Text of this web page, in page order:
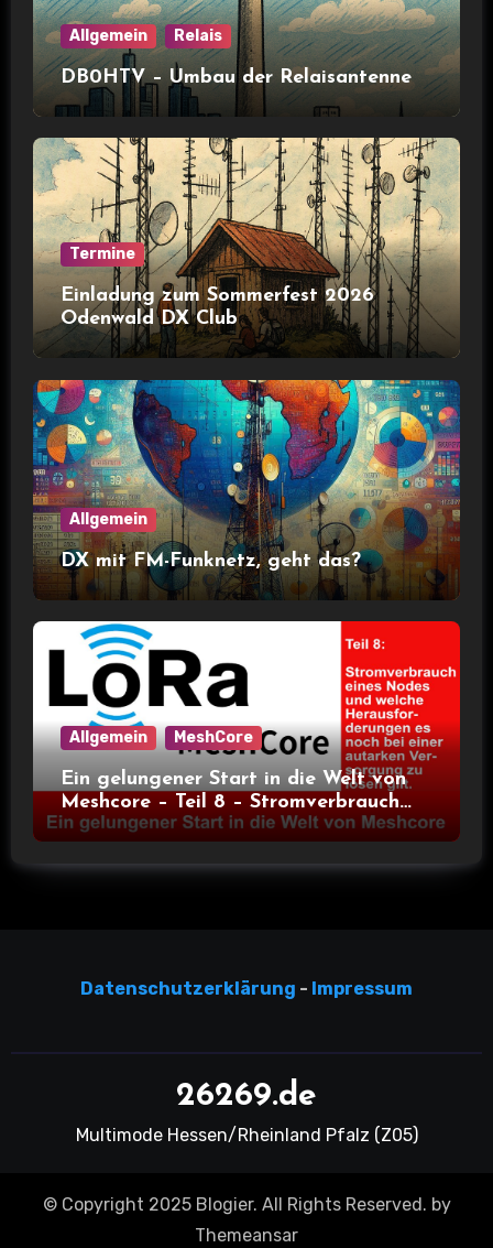
Allgemein Relais
DB0HTV – Umbau der Relaisantenne
Termine
Einladung zum Sommerfest 2026
Odenwald DX Club
Allgemein
DX mit FM-Funknetz, geht das?
Allgemein MeshCore
Ein gelungener Start in die Welt von
Meshcore – Teil 8 – Stromverbrauch
bei verschiedenen Nodes
Datenschutzerklärung - Impressum
26269.de
Multimode Hessen/Rheinland Pfalz (Z05)
© Copyright 2025 Blogier. All Rights Reserved. by
Themeansar